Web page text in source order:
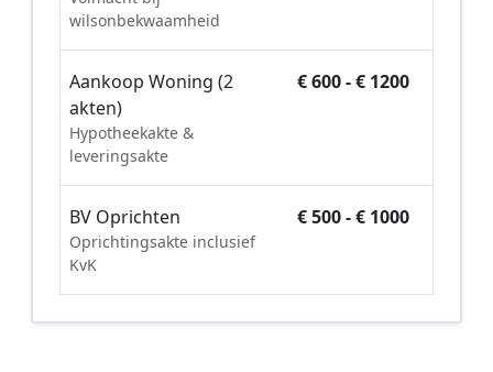
wilsonbekwaamheid
Aankoop Woning (2
akten)
Hypotheekakte &
leveringsakte
€ 600 - € 1200
BV Oprichten
Oprichtingsakte inclusief
KvK
€ 500 - € 1000